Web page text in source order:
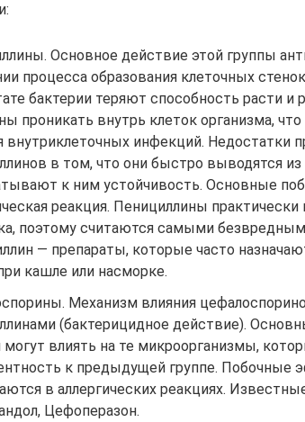
Основное действие этой группы
процесса образования клеточных
бактерии теряют способность расти
проникать внутрь клеток организма,
внутриклеточных инфекций. Недостатки
в том, что они быстро выводятся из
к ним устойчивость. Основные
реакция. Пенициллины
поэтому считаются самыми
— препараты, которые часто
кашле или насморке.
Механизм влияния
(бактерицидное действие).
могут влиять на те микроорганизмы,
к предыдущей группе. Побочные
в аллергических реакциях.
Цефоперазон.